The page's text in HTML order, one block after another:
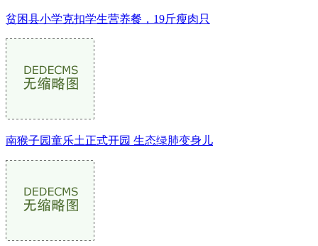
贫困县小学克扣学生营养餐，19斤瘦肉只
南猴子园童乐土正式开园 生态绿肺变身儿